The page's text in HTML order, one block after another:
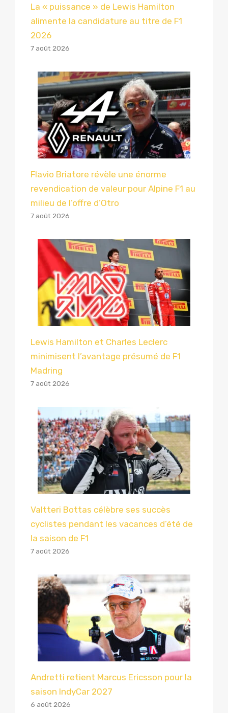
La « puissance » de Lewis Hamilton
alimente la candidature au titre de F1
2026
7 août 2026
Flavio Briatore révèle une énorme
revendication de valeur pour Alpine F1 au
milieu de l’offre d’Otro
7 août 2026
Lewis Hamilton et Charles Leclerc
minimisent l’avantage présumé de F1
Madring
7 août 2026
Valtteri Bottas célèbre ses succès
cyclistes pendant les vacances d’été de
la saison de F1
7 août 2026
Andretti retient Marcus Ericsson pour la
saison IndyCar 2027
6 août 2026